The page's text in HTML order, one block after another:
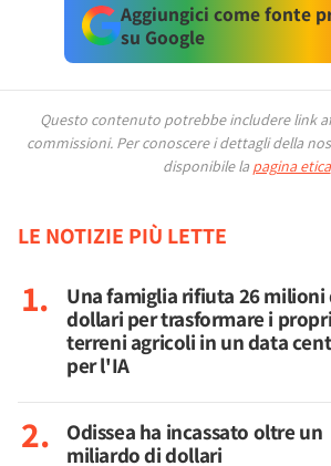
Aggiungici come fonte
su Google
Questo contenuto potrebbe includere link
commissioni. Per conoscere i dettagli della
disponibile la pagina etica
LE NOTIZIE PIÙ LETTE
Una famiglia rifiuta 26 milioni
dollari per trasformare i propri
terreni agricoli in un data
per l'IA
Odissea ha incassato oltre un
miliardo di dollari